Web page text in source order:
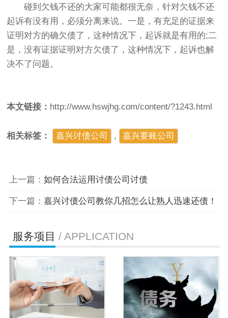
碰到欠钱不还的大家可能都很无奈，针对欠钱不还
起诉有没有用，必须分离来说。一是，有充足的证据来
证明对方的确欠债了，这种情况下，起诉就是有用的;二
是，没有证据证明对方欠债了，这种情况下，起诉也解
决不了问题。
本文链接： http://www.hswjhg.com/content/?1243.html
相关标签： 嘉兴讨债公司 , 嘉兴要账公司
上一篇： 如何合法运用讨债公司讨债
下一篇： 嘉兴讨债公司教你几招怎么让熟人迅速还债！
服务项目 / APPLICATION